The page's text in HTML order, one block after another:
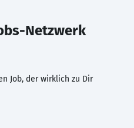
Netzwerk
Job, der wirklich zu Dir